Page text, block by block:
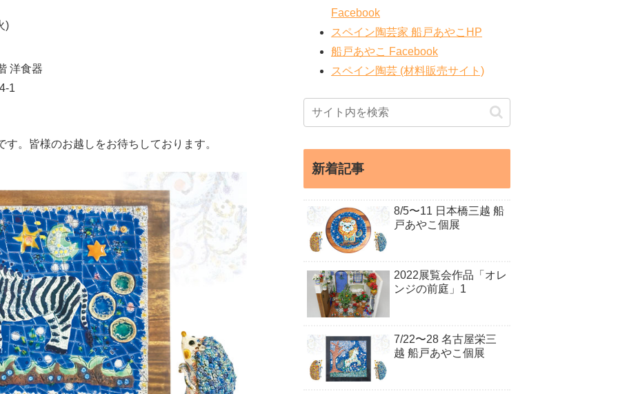
)
洋食器
1
。皆様のお越しをお待ちしております。
Facebook
スペイン陶芸家 船戸あやこHP
船戸あやこ Facebook
スペイン陶芸 (材料販売サイト)
新着記事
8/5〜11 日本橋三越 船
戸あやこ個展
2022展覧会作品「オレ
ンジの前庭」1
7/22〜28 名古屋栄三
越 船戸あやこ個展